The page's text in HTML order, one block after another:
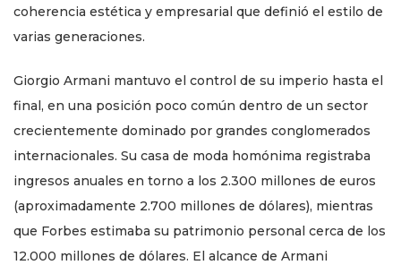
coherencia estética y empresarial que definió el estilo de
varias generaciones.
Giorgio Armani mantuvo el control de su imperio hasta el
final, en una posición poco común dentro de un sector
crecientemente dominado por grandes conglomerados
internacionales. Su casa de moda homónima registraba
ingresos anuales en torno a los 2.300 millones de euros
(aproximadamente 2.700 millones de dólares), mientras
que Forbes estimaba su patrimonio personal cerca de los
12.000 millones de dólares. El alcance de Armani